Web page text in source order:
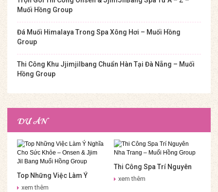
Muối Hồng Group
Đá Muối Himalaya Trong Spa Xông Hơi – Muối Hồng
Group
Thi Công Khu Jjimjilbang Chuẩn Hàn Tại Đà Nẵng – Muối
Hồng Group
DỰ ÁN
Top Những Việc Làm Ý
Nghĩa Cho Sức Khỏe –
xem thêm
Thi Công Spa Trí Nguyên
Nha Trang – Muối Hồng
xem thêm